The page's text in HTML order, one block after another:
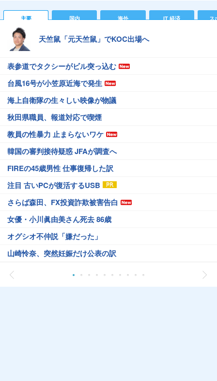
主要 国内 海外 IT 経済 ス
天竺鼠「元天竺鼠」でKOC出場へ
表参道でタクシーがビル突っ込む
台風16号が小笠原近海で発生
海上自衛隊の生々しい映像が物議
秋田県職員、報道対応で喫煙
教員の性暴力 止まらないワケ
韓国の審判接待疑惑 JFAが調査へ
FIREの45歳男性 仕事復帰した訳
注目 古いPCが復活するUSB
さらば森田、FX投資詐欺被害告白
女優・小川眞由美さん死去 86歳
オグシオ不仲説「嫌だった」
山崎怜奈、突然妊娠だけ公表の訳